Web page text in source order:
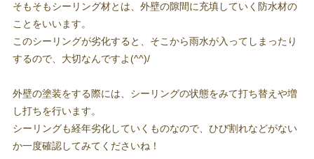
そもそもシーリング材とは、外壁の隙間に充填していく防水材の
ことをいいます。
このシーリングが劣化すると、そこから雨水が入ってしまったり
するので、大切なんですよ(^^)/
外壁の塗装をする際には、シーリングの状態をみて打ち替えや増
し打ちを行います。
シーリングも経年劣化していくものなので、ひび割れなどがない
か一度確認してみてくださいね！